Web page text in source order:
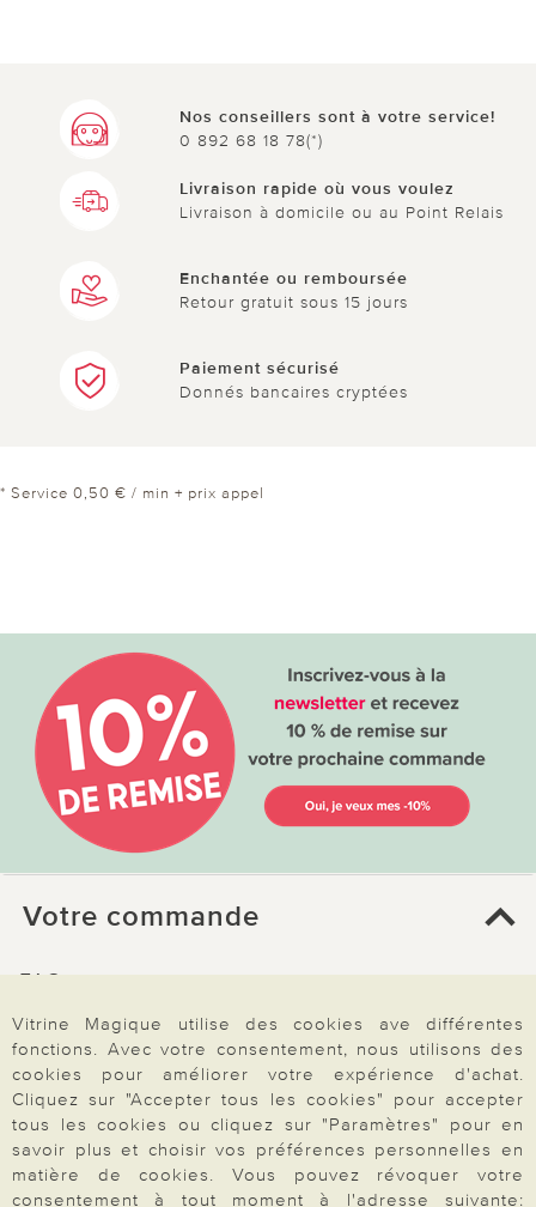
Nos conseillers sont à votre service!
0 892 68 18 78(*)
Livraison rapide où vous voulez
Livraison à domicile ou au Point Relais
Enchantée ou remboursée
Retour gratuit sous 15 jours
Paiement sécurisé
Donnés bancaires cryptées
* Service 0,50 € / min + prix appel
Votre commande
FAQ
Mon compte
Inscription Newsletter
Demande de catalogue
Données personnelles
Droit de rétractation
Vitrine Magique utilise des cookies ave différentes
fonctions. Avec votre consentement, nous utilisons des
cookies pour améliorer votre expérience d'achat.
Cliquez sur "Accepter tous les cookies" pour accepter
tous les cookies ou cliquez sur "Paramètres" pour en
savoir plus et choisir vos préférences personnelles en
matière de cookies. Vous pouvez révoquer votre
consentement à tout moment à l'adresse suivante: